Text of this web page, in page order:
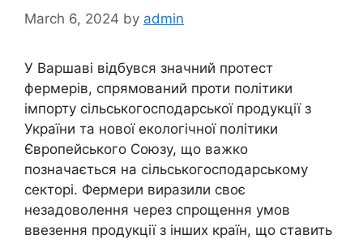
March 6, 2024 by admin
У Варшаві відбувся значний протест
фермерів, спрямований проти політики
імпорту сільськогосподарської продукції з
України та нової екологічної політики
Європейського Союзу, що важко
позначається на сільськогосподарському
секторі. Фермери виразили своє
незадоволення через спрощення умов
ввезення продукції з інших країн, що ставить